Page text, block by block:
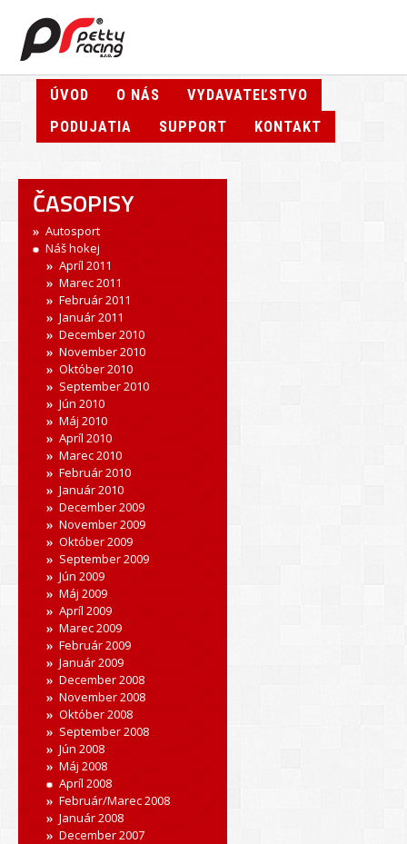
ÚVOD O NÁS
VYDAVATEĽSTVO
PODUJATIA
SUPPORT KONTAKT
ČASOPISY
Autosport
Náš hokej
Apríl 2011
Marec 2011
Február 2011
Január 2011
December 2010
November 2010
Október 2010
September 2010
Jún 2010
Máj 2010
Apríl 2010
Marec 2010
Február 2010
Január 2010
December 2009
November 2009
Október 2009
September 2009
Jún 2009
Máj 2009
Apríl 2009
Marec 2009
Február 2009
Január 2009
December 2008
November 2008
Október 2008
September 2008
Jún 2008
Máj 2008
Apríl 2008
Február/Marec 2008
Január 2008
December 2007